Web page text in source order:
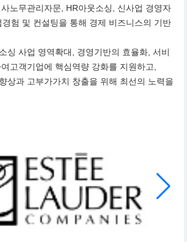
노무관리자문, HR아웃소싱, 신사업 경영자
험 및 컨설팅을 통해 경제 비즈니스의 기반
싱 사업 영역확대, 경영기반의 효율화, 서비
고객기업에 핵심역량 강화를 지원하고,
상과 고부가가치 창출을 위해 최선의 노력을